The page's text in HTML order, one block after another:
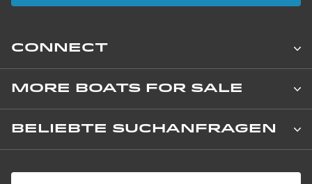
CONNECT
Leopard Catamarans Brokerage
06000 Nice, France
+33 (0) 4 92 00 09 02
MORE BOATS FOR SALE
Neue, private Boote
BELIEBTE SUCHANFRAGEN